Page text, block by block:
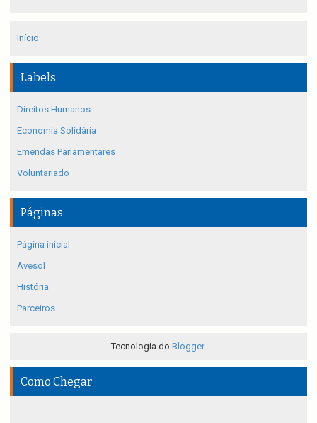
Início
Labels
Direitos Humanos
Economia Solidária
Emendas Parlamentares
Voluntariado
Páginas
Página inicial
Avesol
História
Parceiros
Tecnologia do Blogger.
Como Chegar